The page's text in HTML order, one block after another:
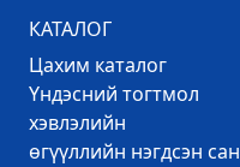
КАТАЛОГ
Цахим каталог
Үндэсний тогтмол
хэвлэлийн
өгүүллийн нэгдсэн сан